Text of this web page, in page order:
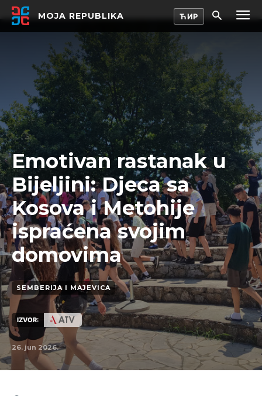
MOJA REPUBLIKA
Emotivan rastanak u
Bijeljini: Djeca sa
Kosova i Metohije
ispraćena svojim
domovima
SEMBERIJA I MAJEVICA
IZVOR:
26. jun 2026.